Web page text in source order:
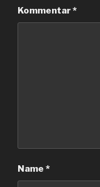
Kommentar*
Name *